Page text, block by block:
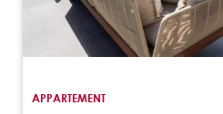
APPARTEMENT